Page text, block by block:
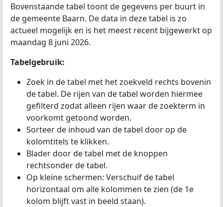
Bovenstaande tabel toont de gegevens per buurt in
de gemeente Baarn. De data in deze tabel is zo
actueel mogelijk en is het meest recent bijgewerkt op
maandag 8 juni 2026.
Tabelgebruik:
Zoek in de tabel met het zoekveld rechts bovenin
de tabel. De rijen van de tabel worden hiermee
gefilterd zodat alleen rijen waar de zoekterm in
voorkomt getoond worden.
Sorteer de inhoud van de tabel door op de
kolomtitels te klikken.
Blader door de tabel met de knoppen
rechtsonder de tabel.
Op kleine schermen: Verschuif de tabel
horizontaal om alle kolommen te zien (de 1e
kolom blijft vast in beeld staan).